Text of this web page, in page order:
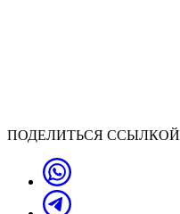
ПОДЕЛИТЬСЯ ССЫЛКОЙ